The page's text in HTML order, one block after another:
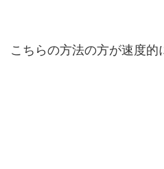
こちらの方法の方が速度的